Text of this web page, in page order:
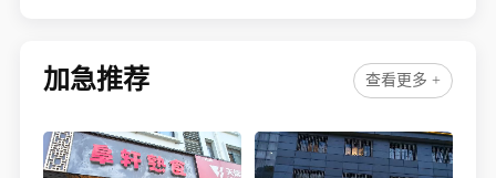
加急推荐 查看更多 +